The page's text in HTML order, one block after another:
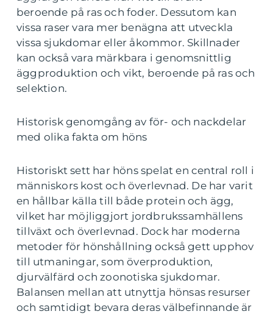
beroende på ras och foder. Dessutom kan
vissa raser vara mer benägna att utveckla
vissa sjukdomar eller åkommor. Skillnader
kan också vara märkbara i genomsnittlig
äggproduktion och vikt, beroende på ras och
selektion.
Historisk genomgång av för- och nackdelar
med olika fakta om höns
Historiskt sett har höns spelat en central roll i
människors kost och överlevnad. De har varit
en hållbar källa till både protein och ägg,
vilket har möjliggjort jordbrukssamhällens
tillväxt och överlevnad. Dock har moderna
metoder för hönshållning också gett upphov
till utmaningar, som överproduktion,
djurvälfärd och zoonotiska sjukdomar.
Balansen mellan att utnyttja hönsas resurser
och samtidigt bevara deras välbefinnande är